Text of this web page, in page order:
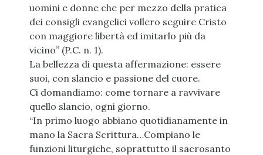
uomini e donne che per mezzo della pratica
dei consigli evangelici vollero seguire Cristo
con maggiore libertà ed imitarlo più da
vicino” (P.C. n. 1).
La bellezza di questa affermazione: essere
suoi, con slancio e passione del cuore.
Ci domandiamo: come tornare a ravvivare
quello slancio, ogni giorno.
“In primo luogo abbiano quotidianamente in
mano la Sacra Scrittura…Compiano le
funzioni liturgiche, soprattutto il sacrosanto